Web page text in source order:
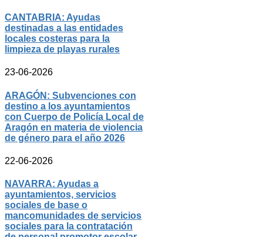
CANTABRIA: Ayudas
destinadas a las entidades
locales costeras para la
limpieza de playas rurales
23-06-2026
ARAGÓN: Subvenciones con
destino a los ayuntamientos
con Cuerpo de Policía Local de
Aragón en materia de violencia
de género para el año 2026
22-06-2026
NAVARRA: Ayudas a
ayuntamientos, servicios
sociales de base o
mancomunidades de servicios
sociales para la contratación